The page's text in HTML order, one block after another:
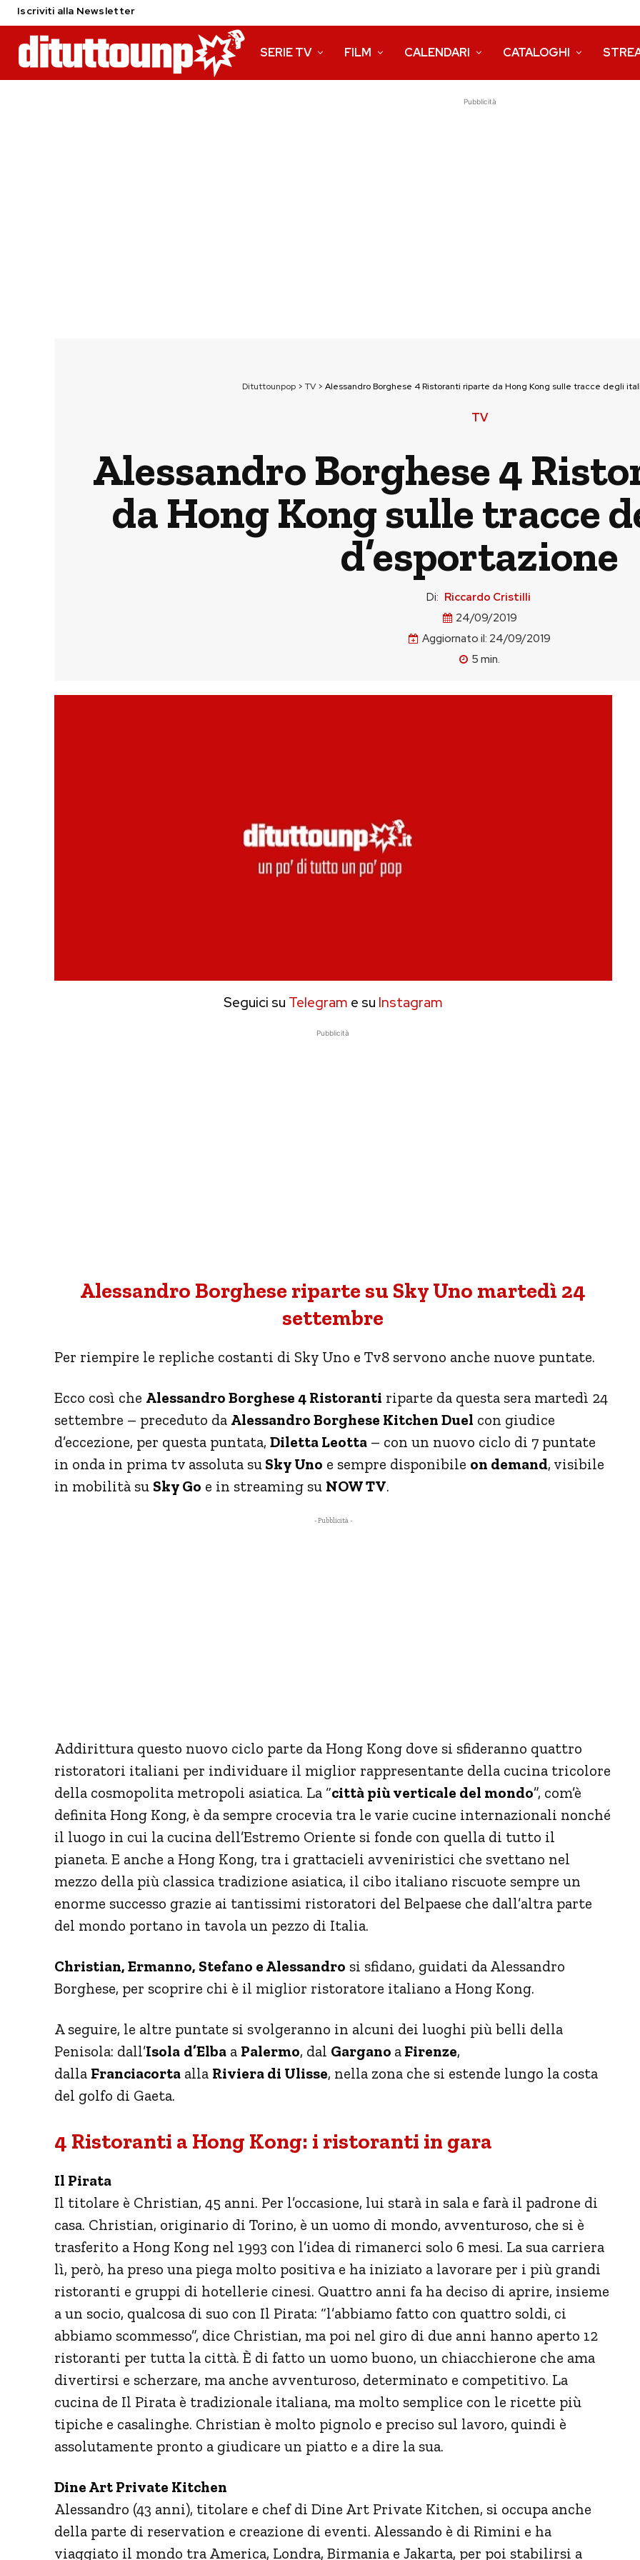
Iscriviti alla Newsletter
SERIE TV FILM CALENDARI CATALOGHI
Pubblicità
Dituttounpop > TV > Alessandro Borghese 4 Ristoranti riparte da Hong Kong sulle tracce degli
TV
Alessandro Borghese 4
da Hong Kong sulle tracce
d’esportazione
Di: Riccardo Cristilli
24/09/2019
Aggiornato il: 24/09/2019
5 min.
Seguici su Telegram e su Instagram
Pubblicità
Alessandro Borghese riparte su Sky Uno martedì 24
settembre
Per riempire le repliche costanti di Sky Uno e Tv8 servono anche nuove puntate.
Ecco così che Alessandro Borghese 4 Ristoranti riparte da questa sera martedì 24
settembre – preceduto da Alessandro Borghese Kitchen Duel con giudice
d’eccezione, per questa puntata, Diletta Leotta – con un nuovo ciclo di 7 puntate
in onda in prima tv assoluta su Sky Uno e sempre disponibile on demand, visibile
in mobilità su Sky Go e in streaming su NOW TV.
- Pubblicità -
Addirittura questo nuovo ciclo parte da Hong Kong dove si sfideranno quattro
ristoratori italiani per individuare il miglior rappresentante della cucina tricolore
della cosmopolita metropoli asiatica. La “città più verticale del mondo”, com’è
definita Hong Kong, è da sempre crocevia tra le varie cucine internazionali nonché
il luogo in cui la cucina dell’Estremo Oriente si fonde con quella di tutto il
pianeta. E anche a Hong Kong, tra i grattacieli avveniristici che svettano nel
mezzo della più classica tradizione asiatica, il cibo italiano riscuote sempre un
enorme successo grazie ai tantissimi ristoratori del Belpaese che dall’altra parte
del mondo portano in tavola un pezzo di Italia.
Christian, Ermanno, Stefano e Alessandro si sfidano, guidati da Alessandro
Borghese, per scoprire chi è il miglior ristoratore italiano a Hong Kong.
A seguire, le altre puntate si svolgeranno in alcuni dei luoghi più belli della
Penisola: dall’Isola d’Elba a Palermo, dal Gargano a Firenze,
dalla Franciacorta alla Riviera di Ulisse, nella zona che si estende lungo la costa
del golfo di Gaeta.
4 Ristoranti a Hong Kong: i ristoranti in gara
Il Pirata
Il titolare è Christian, 45 anni. Per l’occasione, lui starà in sala e farà il padrone di
casa. Christian, originario di Torino, è un uomo di mondo, avventuroso, che si è
trasferito a Hong Kong nel 1993 con l’idea di rimanerci solo 6 mesi. La sua carriera
lì, però, ha preso una piega molto positiva e ha iniziato a lavorare per i più grandi
ristoranti e gruppi di hotellerie cinesi. Quattro anni fa ha deciso di aprire, insieme
a un socio, qualcosa di suo con Il Pirata: “l’abbiamo fatto con quattro soldi, ci
abbiamo scommesso”, dice Christian, ma poi nel giro di due anni hanno aperto 12
ristoranti per tutta la città. È di fatto un uomo buono, un chiacchierone che ama
divertirsi e scherzare, ma anche avventuroso, determinato e competitivo. La
cucina de Il Pirata è tradizionale italiana, ma molto semplice con le ricette più
tipiche e casalinghe. Christian è molto pignolo e preciso sul lavoro, quindi è
assolutamente pronto a giudicare un piatto e a dire la sua.
Dine Art Private Kitchen
Alessandro (43 anni), titolare e chef di Dine Art Private Kitchen, si occupa anche
della parte di reservation e creazione di eventi. Alessando è di Rimini e ha
viaggiato il mondo tra America, Londra, Birmania e Jakarta, per poi stabilirsi a